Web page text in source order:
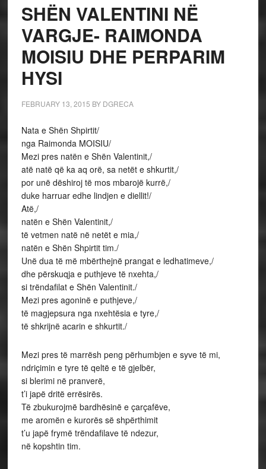
SHËN VALENTINI NË
VARGJE- RAIMONDA
MOISIU DHE PERPARIM
HYSI
FEBRUARY 13, 2015 BY DGRECA
Nata e Shën Shpirtit/
nga Raimonda MOISIU/
Mezi pres natën e Shën Valentinit,/
atë natë që ka aq orë, sa netët e shkurtit,/
por unë dëshiroj të mos mbarojë kurrë,/
duke harruar edhe lindjen e diellit!/
Atë,/
natën e Shën Valentinit,/
të vetmen natë në netët e mia,/
natën e Shën Shpirtit tim./
Unë dua të më mbërthejnë prangat e ledhatimeve,/
dhe përskuqja e puthjeve të nxehta,/
si trëndafilat e Shën Valentinit./
Mezi pres agoninë e puthjeve,/
të magjepsura nga nxehtësia e tyre,/
të shkrijnë acarin e shkurtit./
Mezi pres të marrësh peng përhumbjen e syve të mi,
ndriçimin e tyre të qeltë e të gjelbër,
si blerimi në pranverë,
t’i japë dritë errësirës.
Të zbukurojmë bardhësinë e çarçafëve,
me aromën e kurorës së shpërthimit
t’u japë frymë trëndafilave të ndezur,
në kopshtin tim.